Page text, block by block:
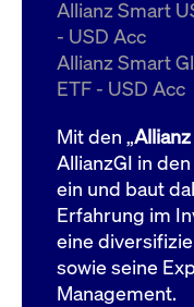
Allianz Smart
- USD Acc
Allianz Smart
ETF - USD Acc
Mit den „
AllianzGI in
ein und baut
Erfahrung im
eine
sowie seine
Management.